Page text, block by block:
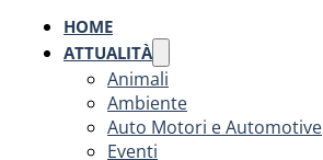
HOME
ATTUALITÀ
Animali
Ambiente
Auto Motori e Automotive
Eventi